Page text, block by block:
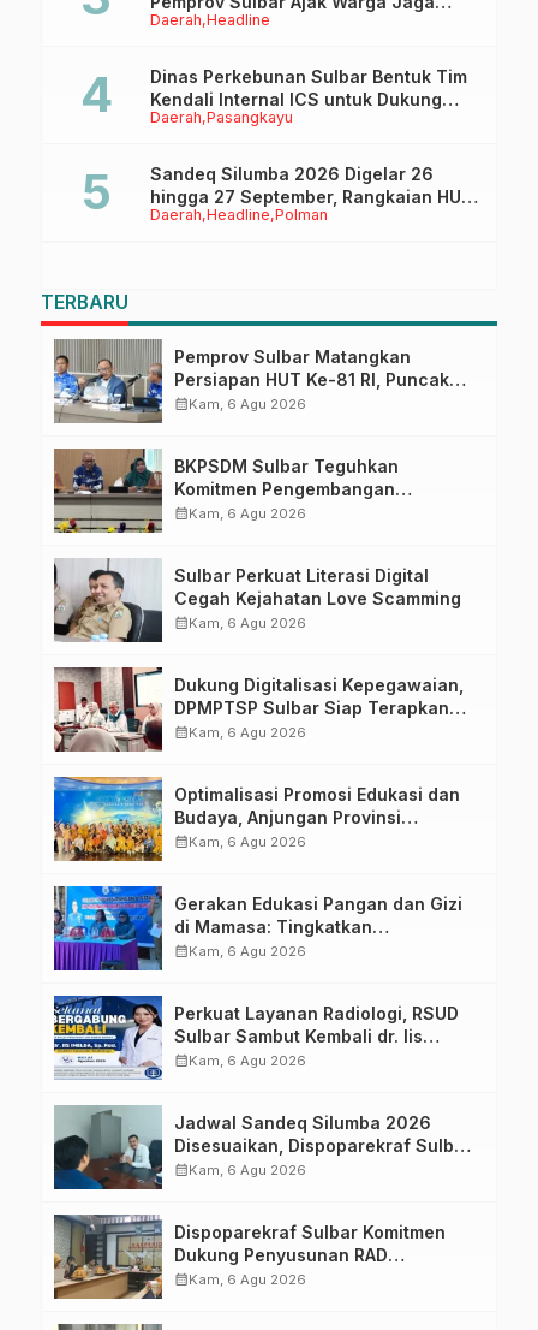
Daerah Headline
Ruang Digital
Daerah Pasangkayu
Dinas Perkebunan Sulbar Bentuk Tim
Kendali Internal ICS untuk Dukung
Sertifikasi ISPO Pekebun di
Daerah Headline Polman
Sandeq Silumba 2026 Digelar 26
hingga 27 September, Rangkaian HUT
Sulbar
TERBARU
Pemprov Sulbar Matangkan
Persiapan HUT Ke-81 RI, Puncak
Upacara di Lapangan Ahmad
calendar_monthKam, 6 Agu 2026
BKPSDM Sulbar Teguhkan
Komitmen Pengembangan
Kompetensi ASN melalui
calendar_monthKam, 6 Agu 2026
Sulbar Perkuat Literasi Digital
Cegah Kejahatan Love Scamming
calendar_monthKam, 6 Agu 2026
Dukung Digitalisasi Kepegawaian,
DPMPTSP Sulbar Siap Terapkan
Aplikasi FLEKSI ASN
calendar_monthKam, 6 Agu 2026
Optimalisasi Promosi Edukasi dan
Budaya, Anjungan Provinsi
Sulawesi Barat Perkuat Kolaborasi
calendar_monthKam, 6 Agu 2026
Gerakan Edukasi Pangan dan Gizi
di Mamasa: Tingkatkan
Pengetahuan dan Keterampilan
calendar_monthKam, 6 Agu 2026
Perkuat Layanan Radiologi, RSUD
Sulbar Sambut Kembali dr. Iis
Imelda, Sp.Rad
calendar_monthKam, 6 Agu 2026
Jadwal Sandeq Silumba 2026
Disesuaikan, Dispoparekraf Sulbar
Pastikan Persiapan Tetap
calendar_monthKam, 6 Agu 2026
Dispoparekraf Sulbar Komitmen
Dukung Penyusunan RAD
TPB/SDGs Sulawesi Barat
calendar_monthKam, 6 Agu 2026